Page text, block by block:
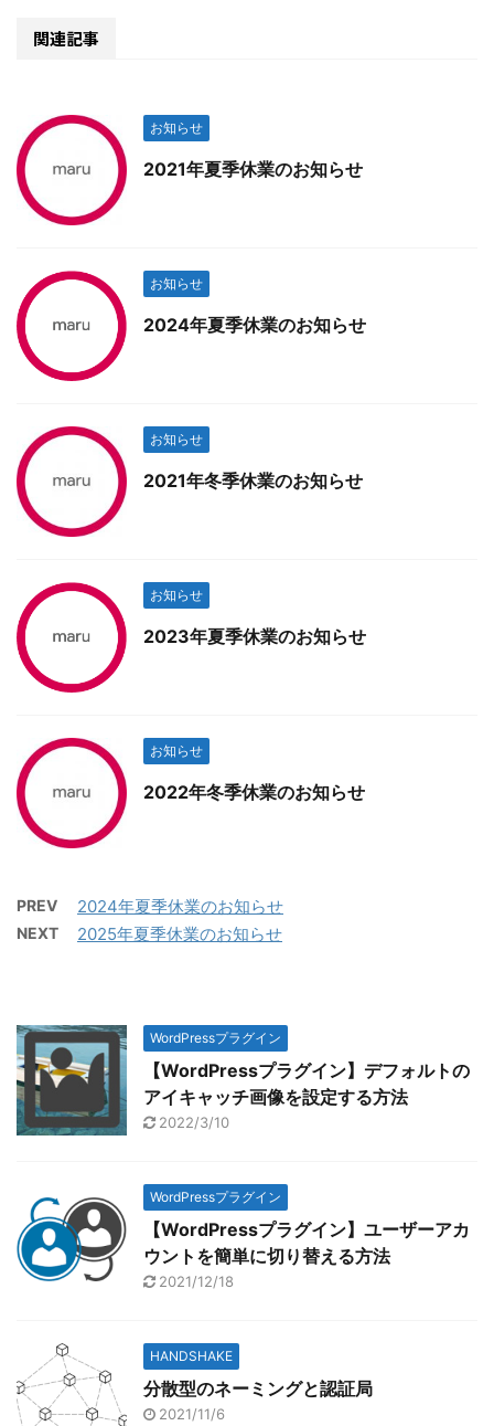
関連記事
お知らせ
2021年夏季休業のお知らせ
お知らせ
2024年夏季休業のお知らせ
お知らせ
2021年冬季休業のお知らせ
お知らせ
2023年夏季休業のお知らせ
お知らせ
2022年冬季休業のお知らせ
PREV 2024年夏季休業のお知らせ
NEXT 2025年夏季休業のお知らせ
WordPressプラグイン
【WordPressプラグイン】デフォルトの
アイキャッチ画像を設定する方法
2022/3/10
WordPressプラグイン
【WordPressプラグイン】ユーザーアカ
ウントを簡単に切り替える方法
2021/12/18
HANDSHAKE
分散型のネーミングと認証局
2021/11/6